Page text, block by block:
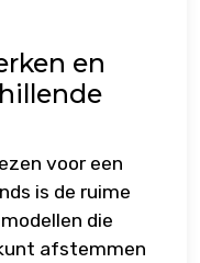
en
voor een
is de ruime
die
afstemmen